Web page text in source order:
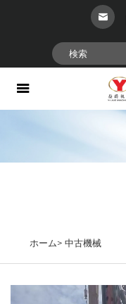
ホーム> 中古機械